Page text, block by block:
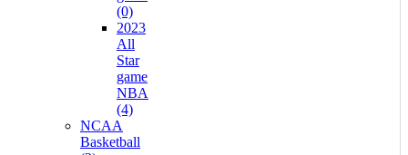
(0)
2023
All
Star
game
NBA
(4)
NCAA
Basketball